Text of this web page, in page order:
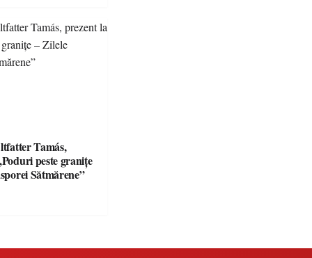
Tamás,
peste granițe
Sătmărene”